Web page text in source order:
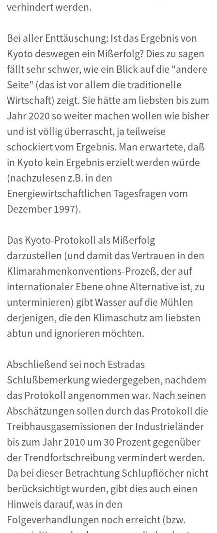
verhindert werden.
Bei aller Enttäuschung: Ist das Ergebnis von
Kyoto deswegen ein Mißerfolg? Dies zu sagen
fällt sehr schwer, wie ein Blick auf die "andere
Seite" (das ist vor allem die traditionelle
Wirtschaft) zeigt. Sie hätte am liebsten bis zum
Jahr 2020 so weiter machen wollen wie bisher
und ist völlig überrascht, ja teilweise
schockiert vom Ergebnis. Man erwartete, daß
in Kyoto kein Ergebnis erzielt werden würde
(nachzulesen z.B. in den
Energiewirtschaftlichen Tagesfragen vom
Dezember 1997).
Das Kyoto-Protokoll als Mißerfolg
darzustellen (und damit das Vertrauen in den
Klimarahmenkonventions-Prozeß, der auf
internationaler Ebene ohne Alternative ist, zu
unterminieren) gibt Wasser auf die Mühlen
derjenigen, die den Klimaschutz am liebsten
abtun und ignorieren möchten.
Abschließend sei noch Estradas
Schlußbemerkung wiedergegeben, nachdem
das Protokoll angenommen war. Nach seinen
Abschätzungen sollen durch das Protokoll die
Treibhausgasemissionen der Industrieländer
bis zum Jahr 2010 um 30 Prozent gegenüber
der Trendfortschreibung vermindert werden.
Da bei dieser Betrachtung Schlupflöcher nicht
berücksichtigt wurden, gibt dies auch einen
Hinweis darauf, was in den
Folgeverhandlungen noch erreicht (bzw.